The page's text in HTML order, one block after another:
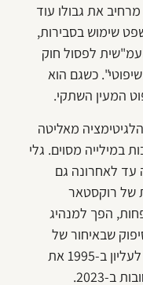
את גבולו עוד
שימוש בסבירות,
לפסול חוק
כשגם הוא
המעין השתקי.
מאליטה
במילייה מסוים. גלי
עד לאחרונה גם
של רוקסטאר
הפך למנהיג
שבאיחור של
שלושים שנה, יש לו תשובה מי העניק לעליון ב-1995 את
2023.